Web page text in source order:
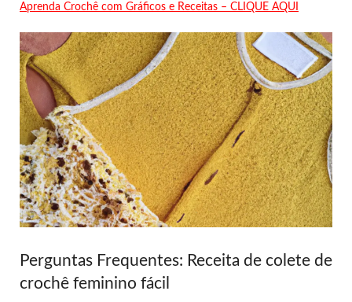
Aprenda Crochê com Gráficos e Receitas – CLIQUE AQUI
Perguntas Frequentes: Receita de colete de
crochê feminino fácil